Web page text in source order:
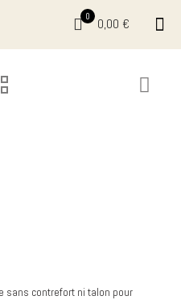
0 0,00 €
sans contrefort ni talon pour